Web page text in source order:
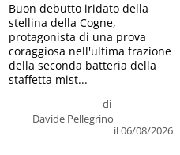
di
Davide Pellegrino
il 06/08/2026
Buon debutto iridato della
stellina della Cogne,
protagonista di una prova
coraggiosa nell'ultima frazione
della seconda batteria della
staffetta mist...